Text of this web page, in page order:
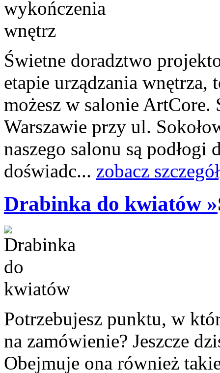
Świetne doradztwo
etapie urządzania
możesz w salonie ArtCore.
Warszawie przy ul.
naszego salonu są
doświadc... zobacz
Drabinka do kwiatów »
Potrzebujesz punktu, w
na zamówienie? Jeszcze
Obejmuje ona również